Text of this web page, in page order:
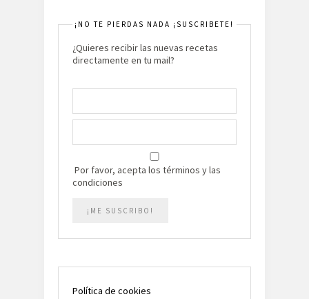
¡NO TE PIERDAS NADA ¡SUSCRIBETE!
¿Quieres recibir las nuevas recetas
directamente en tu mail?
Por favor, acepta los términos y las
condiciones
Política de cookies